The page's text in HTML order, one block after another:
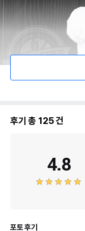
후기 총 125건
4.8
포토 후기